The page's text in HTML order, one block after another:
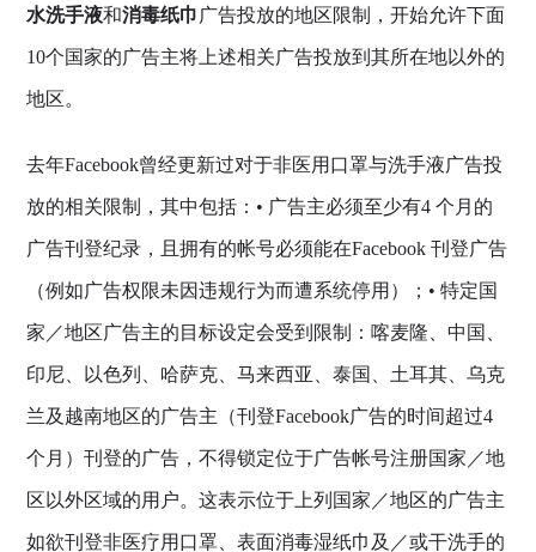
水洗手液和消毒纸巾 广告投放的地区限制，开始允许下面
10个国家的广告主将上述相关广告投放到其所在地以外的
地区。
去年Facebook曾经更新过对于非医用口罩与洗手液广告投
放的相关限制，其中包括：• 广告主必须至少有4 个月的
广告刊登纪录，且拥有的帐号必须能在Facebook 刊登广告
（例如广告权限未因违规行为而遭系统停用）；• 特定国
家／地区广告主的目标设定会受到限制：喀麦隆、中国、
印尼、以色列、哈萨克、马来西亚、泰国、土耳其、乌克
兰及越南地区的广告主（刊登Facebook广告的时间超过4
个月）刊登的广告，不得锁定位于广告帐号注册国家／地
区以外区域的用户。这表示位于上列国家／地区的广告主
如欲刊登非医疗用口罩、表面消毒湿纸巾及／或干洗手的